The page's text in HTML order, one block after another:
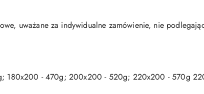
uważane za indywidualne zamówienie, nie
180x200 - 470g; 200x200 - 520g; 220x200 - 570g